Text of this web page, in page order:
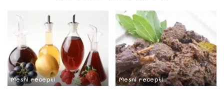
Mesni recepti Mesni recepti